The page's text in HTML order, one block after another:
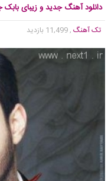
دانلود آهنگ جدید و زیبای
تک آهنگ , 11,499 بازدید